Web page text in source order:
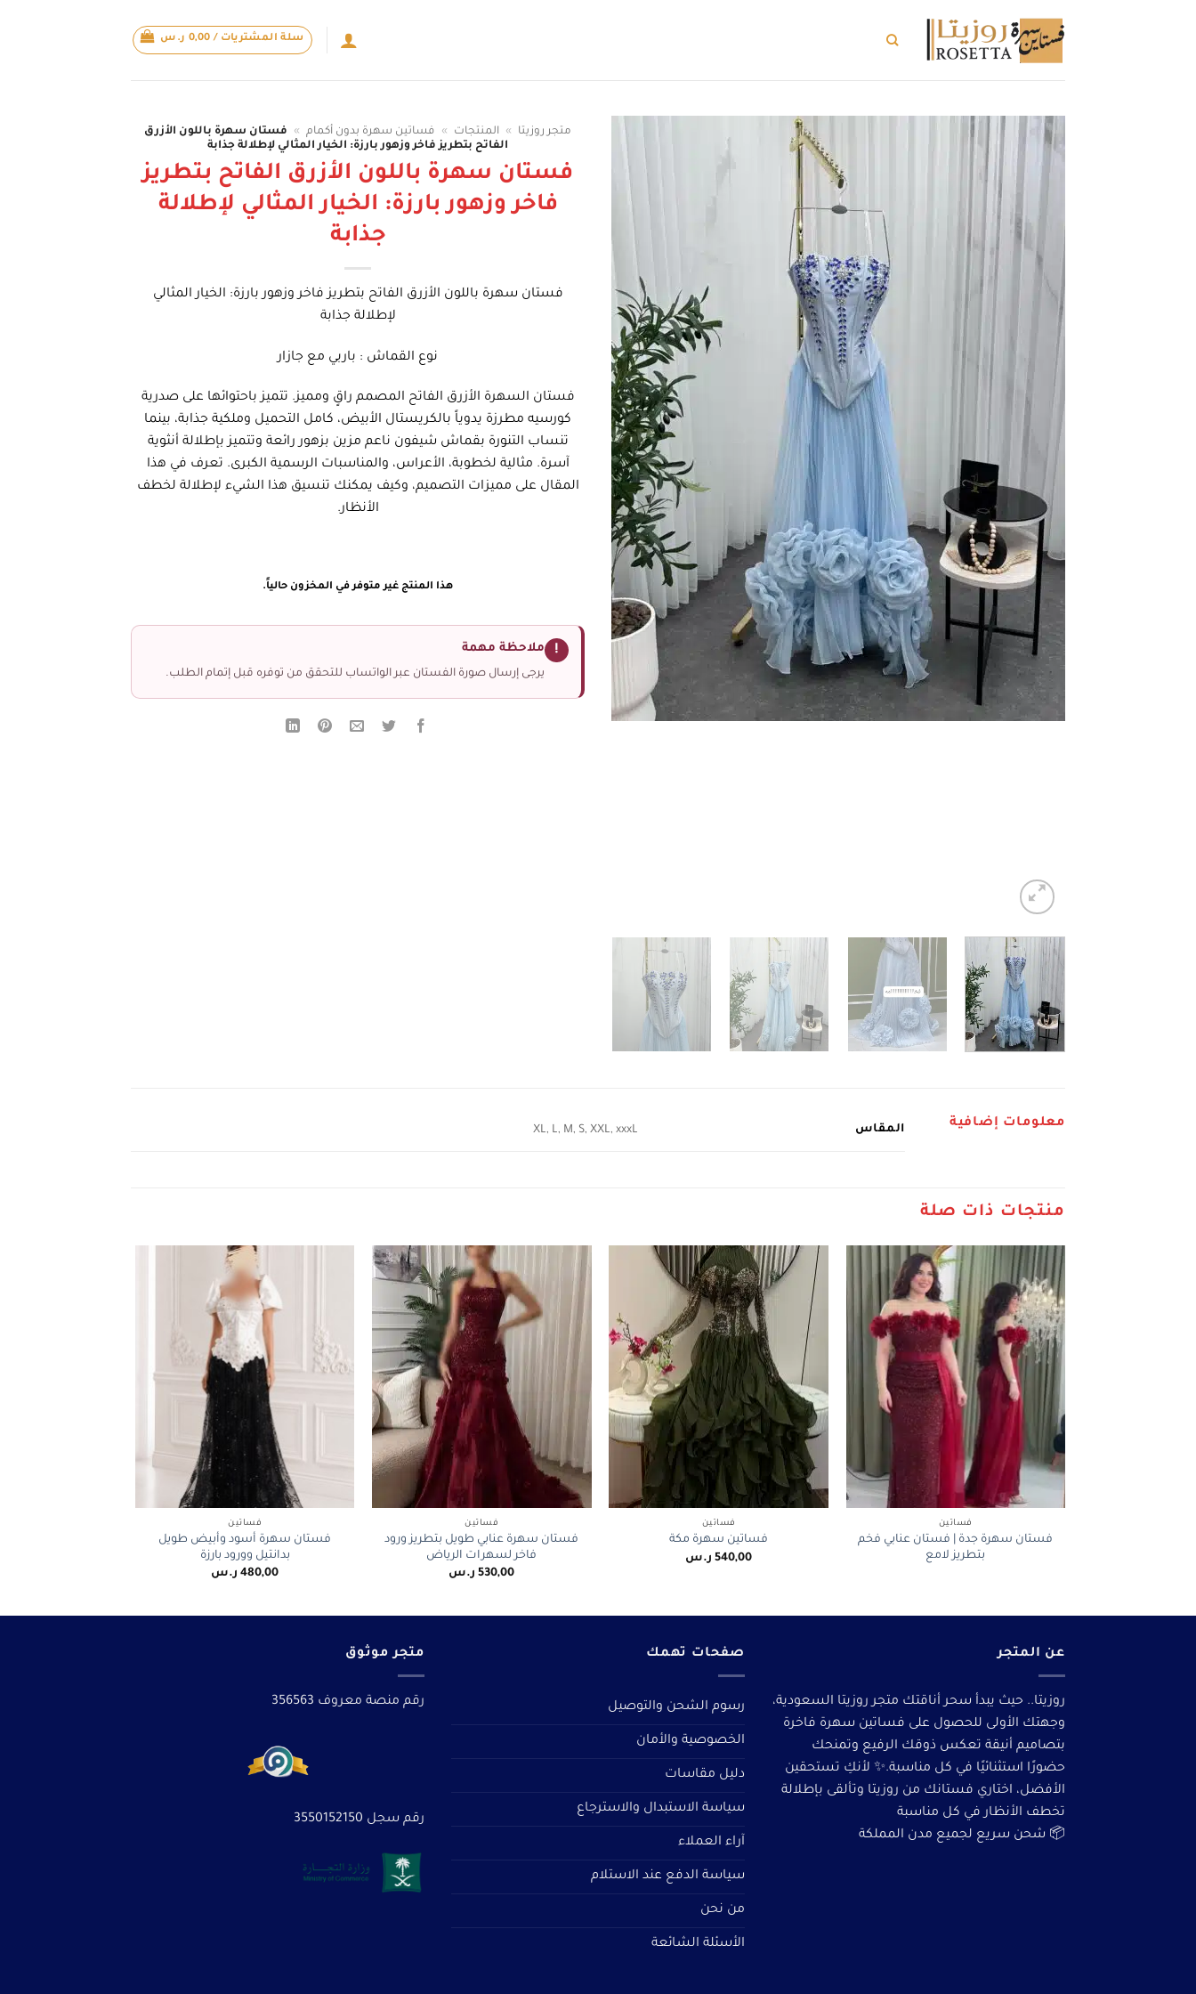
سلة المشتريات / 0,00 ر.س
متجر روزيتا » المنتجات » فساتين سهرة بدون أكمام »
فستان سهرة باللون الأزرق
الفاتح بتطريز فاخر وزهور بارزة: الخيار المثالي لإطلالة جذابة
فستان سهرة باللون الأزرق الفاتح بتطريز
فاخر وزهور بارزة: الخيار المثالي لإطلالة
جذابة
فستان سهرة باللون الأزرق الفاتح بتطريز فاخر وزهور بارزة: الخيار المثالي
لإطلالة جذابة
نوع القماش : باربي مع جازار
فستان السهرة الأزرق الفاتح المصمم راقٍ ومميز. تتميز باحتوائها على صدرية
كورسيه مطرزة يدوياً بالكريستال الأبيض، كامل التحميل وملكية جذابة، بينما
تنساب التنورة بقماش شيفون ناعم مزين بزهور رائعة وتتميز بإطلالة أنثوية
آسرة. مثالية لخطوبة، الأعراس، والمناسبات الرسمية الكبرى. تعرف في هذا
المقال على مميزات التصميم، وكيف يمكنك تنسيق هذا الشيء لإطلالة لخطف
الأنظار.
هذا المنتج غير متوفر في المخزون حالياً.
! ملاحظة مهمة
يرجى إرسال صورة الفستان عبر الواتساب للتحقق من توفره قبل إتمام الطلب.
معلومات إضافية المقاس XL, L, M, S, XXL, xxxL
منتجات ذات صلة
+
فساتين
فستان سهرة جدة | فستان عنابي فخم
بتطريز لامع
فساتين
فساتين سهرة مكة
540,00 ر.س
فساتين
فستان سهرة عنابي طويل بتطريز ورود
فاخر لسهرات الرياض
530,00 ر.س
فساتين
فستان سهرة أسود وأبيض طويل
بدانتيل وورود بارزة
480,00 ر.س
عن المتجر
روزيتا.. حيث يبدأ سحر أناقتك متجر روزيتا السعودية،
وجهتك الأولى للحصول على فساتين سهرة فاخرة
بتصاميم أنيقة تعكس ذوقك الرفيع وتمنحك
حضورًا استثنائيًا في كل مناسبة.✨ لأنكِ تستحقين
الأفضل، اختاري فستانك من روزيتا وتألقى بإطلالة
تخطف الأنظار في كل مناسبة
📦 شحن سريع لجميع مدن المملكة
صفحات تهمك
رسوم الشحن والتوصيل
الخصوصية والأمان
دليل مقاسات
سياسة الاستبدال والاسترجاع
آراء العملاء
سياسة الدفع عند الاستلام
من نحن
الأسئلة الشائعة
متجر موثوق
رقم منصة معروف 356563
رقم سجل 3550152150